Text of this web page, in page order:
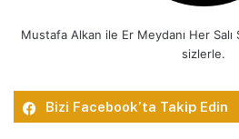
Mustafa Alkan ile Er Meydanı Her
sizlerle.
Bizi Facebook’ta Takip Edin